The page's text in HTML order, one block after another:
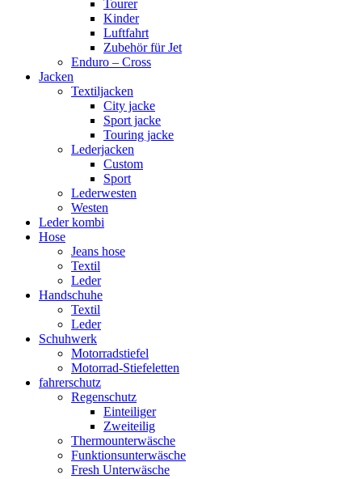
Tourer
Kinder
Luftfahrt
Zubehör für Jet
Enduro – Cross
Jacken
Textiljacken
City jacke
Sport jacke
Touring jacke
Lederjacken
Custom
Sport
Lederwesten
Westen
Leder kombi
Hose
Jeans hose
Textil
Leder
Handschuhe
Textil
Leder
Schuhwerk
Motorradstiefel
Motorrad-Stiefeletten
fahrerschutz
Regenschutz
Einteiliger
Zweiteilig
Thermounterwäsche
Funktionsunterwäsche
Fresh Unterwäsche